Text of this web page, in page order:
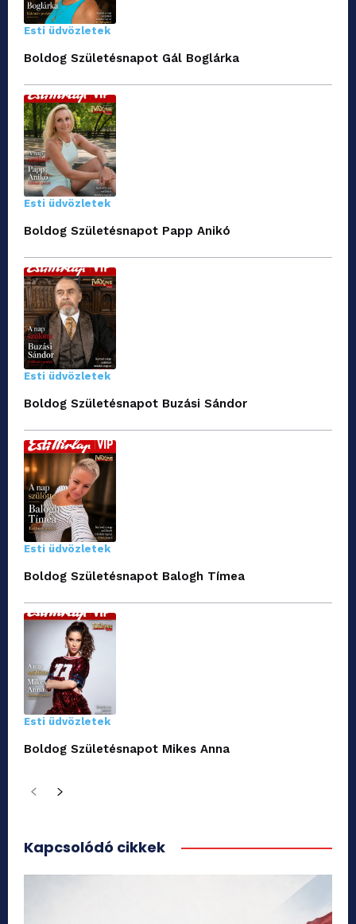
Esti üdvözletek
Boldog Születésnapot Gál Boglárka
Esti üdvözletek
Boldog Születésnapot Papp Anikó
Esti üdvözletek
Boldog Születésnapot Buzási Sándor
Esti üdvözletek
Boldog Születésnapot Balogh Tímea
Esti üdvözletek
Boldog Születésnapot Mikes Anna
Kapcsolódó cikkek